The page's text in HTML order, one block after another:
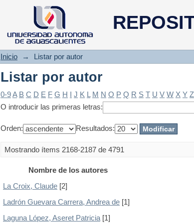
Listar por autor
Inicio → Listar por autor
Listar por autor
0-9A B C D E F G H I J K L M N O P Q R S T U V W X Y Z
O introducir las primeras letras:
Orden: Resultados:
Mostrando ítems 2168-2187 de 4791
Nombre de los autores
La Croix, Claude [2]
Ladrón Guevara Carrera, Andrea de [1]
Laguna López, Aseret Patricia [1]